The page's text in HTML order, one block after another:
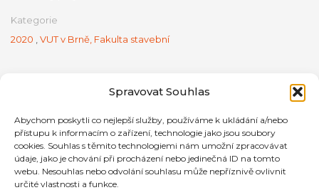
Spravovat Souhlas
Abychom poskytli co nejlepší služby, používáme k ukládání a/nebo
přístupu k informacím o zařízení, technologie jako jsou soubory
cookies. Souhlas s těmito technologiemi nám umožní zpracovávat
údaje, jako je chování při procházení nebo jedinečná ID na tomto
webu. Nesouhlas nebo odvolání souhlasu může nepříznivě ovlivnit
určité vlastnosti a funkce.
Kategorie
2020
VUT v Brně, Fakulta stavební